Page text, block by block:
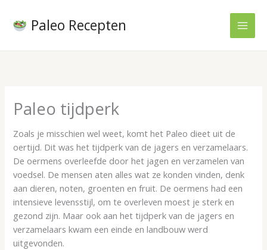
naar
Paleo Recepten
Paleo tijdperk
Zoals jemisschien wel weet, komt het Paleo dieet uit de
oertijd. Dit was het tijdperk van de jagers en verzamelaars.
De oermens overleefde door het jagen en verzamelen van
voedsel. De mensen aten alles wat ze konden vinden, denk
aan dieren, noten, groenten en fruit. De oermens had een
intensieve levensstijl, om te overleven moest je sterk en
gezond zijn. Maar ook aan het tijdperk van de jagers en
verzamelaars kwam een einde en landbouw werd
uitgevonden.